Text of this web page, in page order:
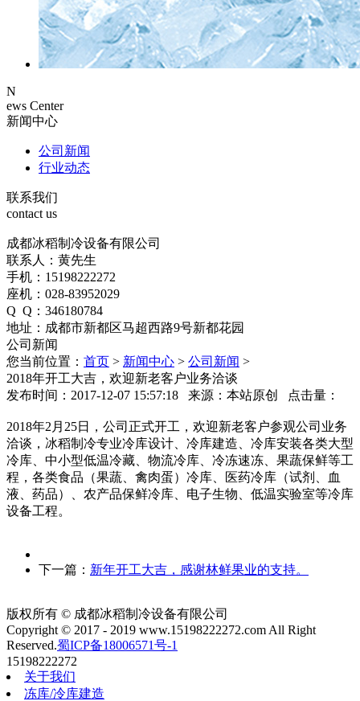
N
ews Center
新闻中心
公司新闻
行业动态
联系我们
contact us
成都冰稻制冷设备有限公司
联系人：黄先生
手机：15198222272
座机：028-83952029
Q Q：346180784
地址：成都市新都区马超西路9号新都花园
公司新闻
您当前位置： 首页 > 新闻中心 > 公司新闻 >
2018年开工大吉，欢迎新老客户业务洽谈
发布时间：2017-12-07 15:57:18 来源：本站原创 点击量：
2018年2月25日，公司正式开工，欢迎新老客户参观公司业务
洽谈，冰稻制冷专业冷库设计、冷库建造、冷库安装各类大型
冷库、中小型低温冷藏、物流冷库、冷冻速冻、果蔬保鲜等工
程，各类食品（果蔬、禽肉蛋）冷库、医药冷库（试剂、血
液、药品）、农产品保鲜冷库、电子生物、低温实验室等冷库
设备工程。
下一篇： 新年开工大吉，感谢林鲜果业的支持。
版权所有 © 成都冰稻制冷设备有限公司
Copyright © 2017 - 2019 www.15198222272.com All Right
Reserved.蜀ICP备18006571号-1
15198222272
关于我们
冻库/冷库建造